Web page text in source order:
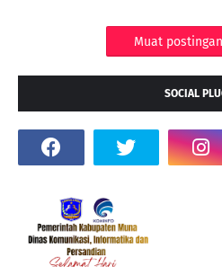
Muat
SOCIAL